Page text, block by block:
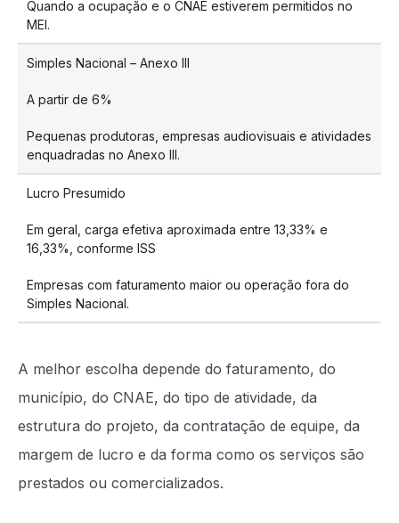
Quando a ocupação e o CNAE estiverem permitidos no
MEI.
Simples Nacional – Anexo III
A partir de 6%
Pequenas produtoras, empresas audiovisuais e atividades
enquadradas no Anexo III.
Lucro Presumido
Em geral, carga efetiva aproximada entre 13,33% e
16,33%, conforme ISS
Empresas com faturamento maior ou operação fora do
Simples Nacional.
A melhor escolha depende do faturamento, do
município, do CNAE, do tipo de atividade, da
estrutura do projeto, da contratação de equipe, da
margem de lucro e da forma como os serviços são
prestados ou comercializados.